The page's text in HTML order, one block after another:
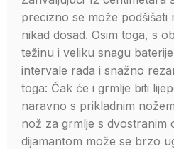
precizno se može podšišati
nikad dosad. Osim toga, s
težinu i veliku snagu
intervale rada i snažno
toga: Čak će i grmlje biti
naravno s prikladnim
nož za grmlje s dvostranim
dijamantom može se brzo